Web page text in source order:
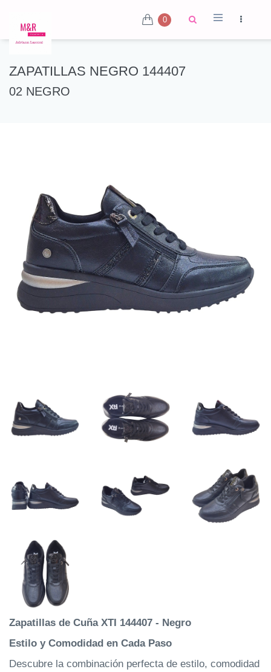
0
ZAPATILLAS NEGRO 144407
02 NEGRO
Zapatillas de Cuña XTI 144407 - Negro
Estilo y Comodidad en Cada Paso
Descubre la combinación perfecta de estilo, comodidad